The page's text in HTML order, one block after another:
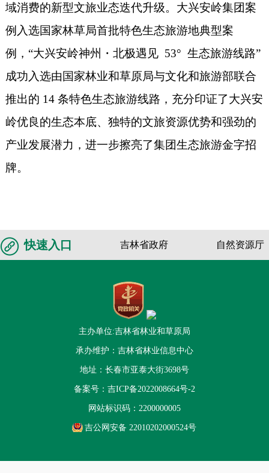
域消费的新型文旅业态迭代升级。 大兴安岭集团案
例入选国家林草局首批特色生态旅游地典型案
例，“大兴安岭神州・北极遇见 53° 生态旅游线路”
成功入选由国家林业和草原局与文化和旅游部联合
推出的 14 条特色生态旅游线路，充分印证了大兴安
岭优良的生态本底、独特的文旅资源优势和强劲的
产业发展潜力，进一步擦亮了集团生态旅游金字招
牌。
快速入口 吉林省政府 自然资源厅
主办单位:吉林省林业和草原局
承办维护：吉林省林业信息中心
地址：长春市亚泰大街3698号
备案号： 吉ICP备2022008664号-2
网站标识码：2200000005
吉公网安备 22010202000524号